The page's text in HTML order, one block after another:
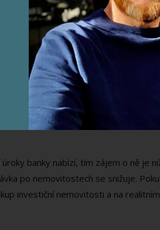
určují majitelé nemovitostí.
bydlení v poměru s příjmy lidí. ČNB
už o 40 %. V minulé
bydlení, kterým sledujeme
dosáhnout na vlastní bydlení.
banky nabízí, tím zájem o ně je
po nemovitostech se snižuje.
investiční nemovitosti a na